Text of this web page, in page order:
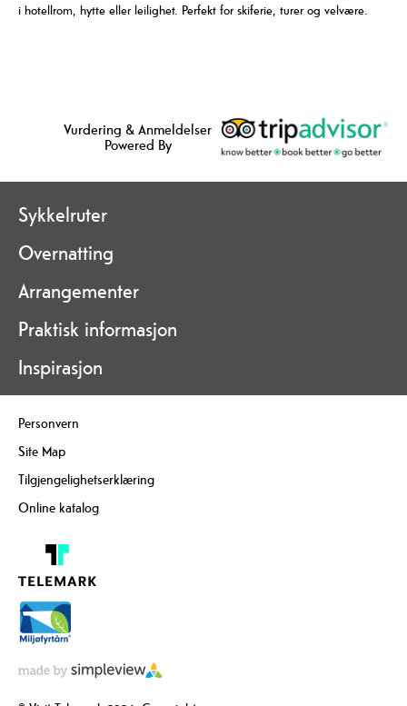
i hotellrom, hytte eller leilighet. Perfekt for skiferie, turer og velvære.
Vurdering & Anmeldelser
Powered By
Sykkelruter
Overnatting
Arrangementer
Praktisk informasjon
Inspirasjon
Personvern
Site Map
Tilgjengelighetserklæring
Online katalog